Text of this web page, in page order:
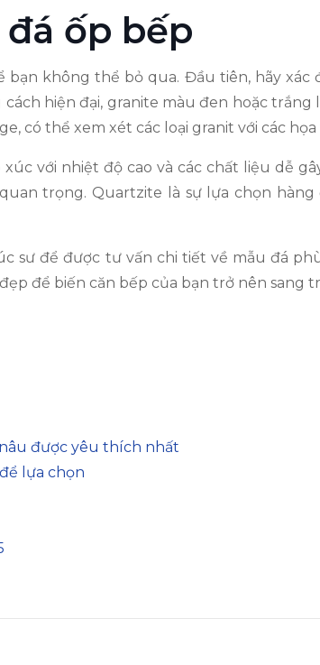
ốp bếp
không thể bỏ qua. Đầu tiên, hãy
hiện đại, granite màu đen hoặc
có thể xem xét các loại granit với các
với nhiệt độ cao và các chất liệu dễ
trọng. Quartzite là sự lựa chọn
sư để được tư vấn chi tiết về mẫu đá
để biến căn bếp của bạn trở nên sang
được yêu thích nhất
lựa chọn